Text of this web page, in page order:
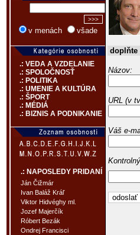
v menách všade
.: VEDA A VZDELANIE
.: SPOLOČNOSŤ
.: POLITIKA
.: UMENIE A KULTÚRA
.: ŠPORT
.: MÉDIÁ
.: BIZNIS A PODNIKANIE
.: NAPOSLEDY PRIDANÍ
Ján Čižmár
Ivan Baláž Kráľ
Viktor Hidvéghy ml.
Jozef Majerčík
Róbert Bezák
Ondrej Francisci
doplňte
Názov:
URL (v
Váš e-